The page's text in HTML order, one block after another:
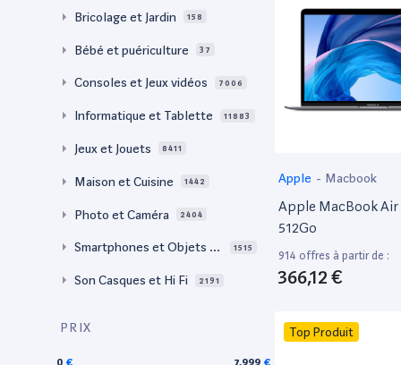
Bricolage et Jardin 158
Bébé et puériculture 37
Consoles et Jeux vidéos 7006
Informatique et Tablette 11883
Jeux et Jouets 8411
Maison et Cuisine 1442
Photo et Caméra 2404
Smartphones et Objets c
1515
Son Casques et Hi Fi 2191
PRIX
0 7,999
Apple - Macbook
Apple MacBook Air
512Go
914 offres à partir de :
366,12 €
Top Produit